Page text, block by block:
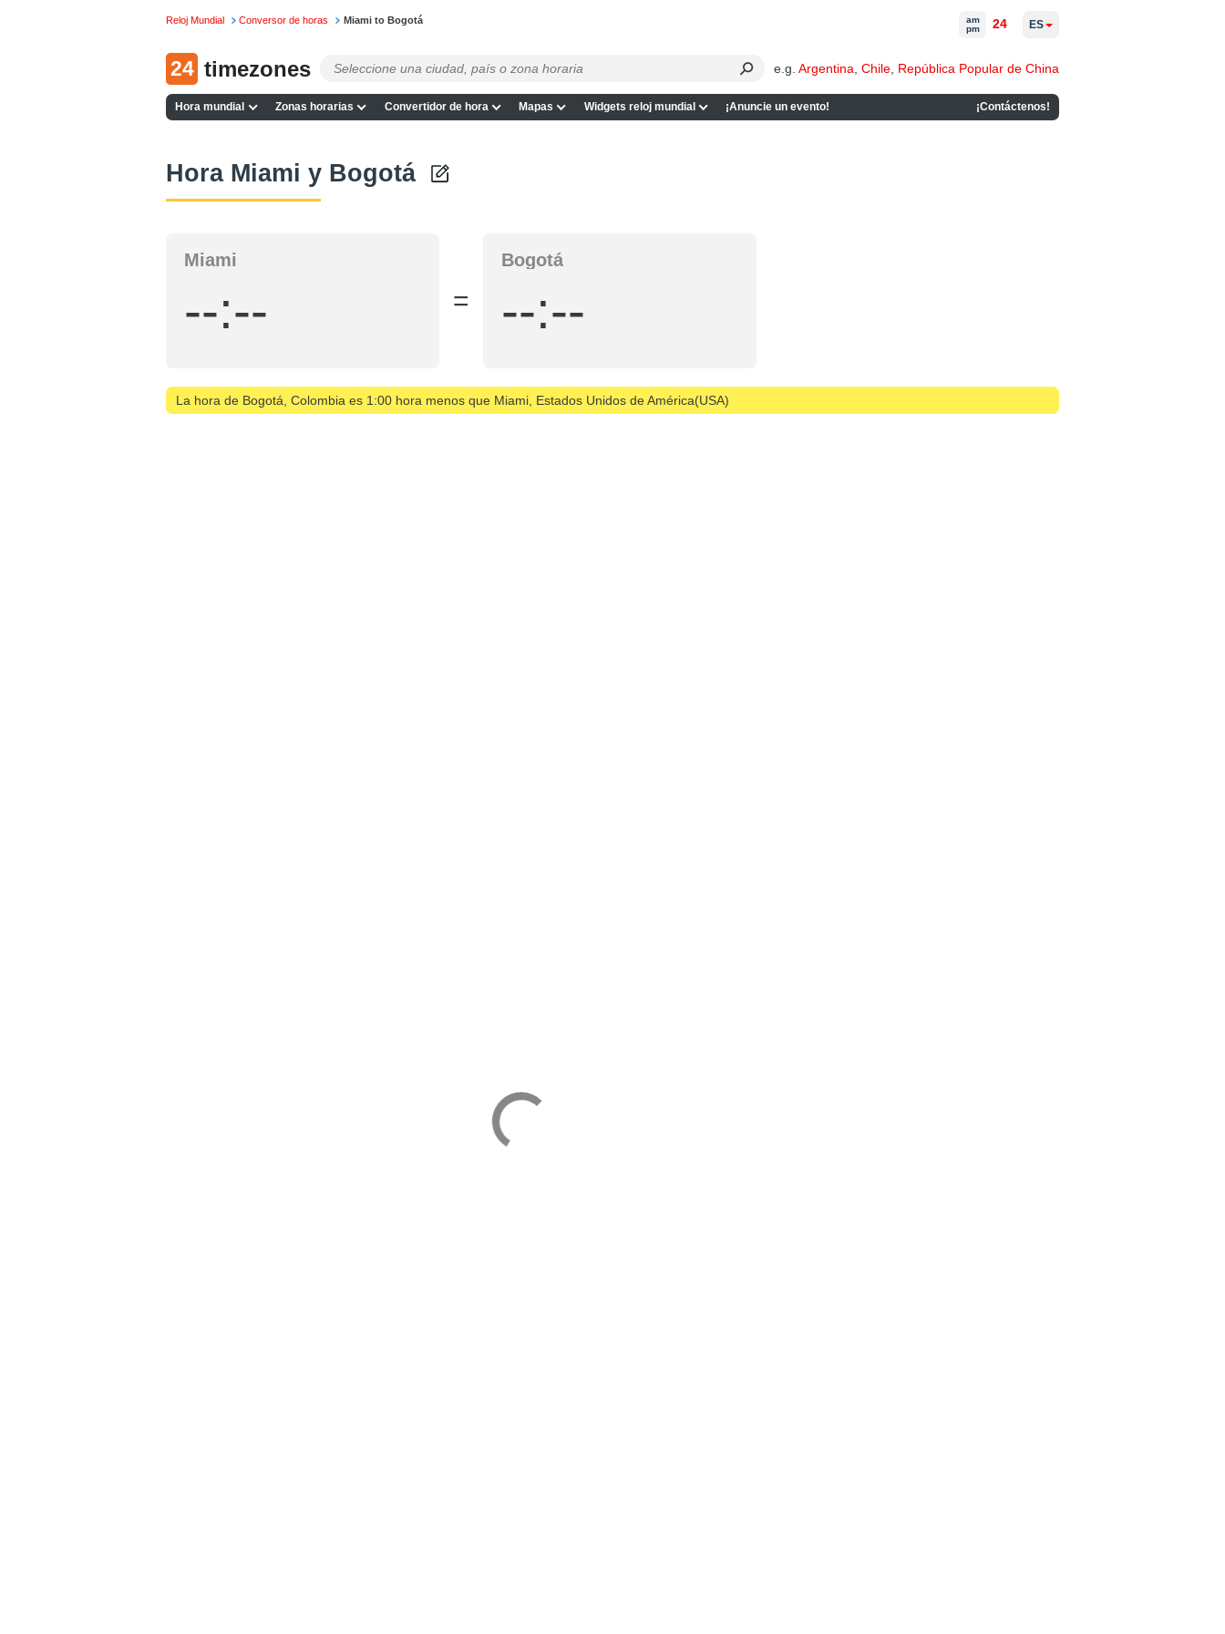
Reloj Mundial Conversor de horas Miami to Bogotá
24 timezones e.g. Argentina Chile República Popular de China
Hora mundial Zonas horarias Convertidor de hora Mapas Widgets reloj mundial ¡Anuncie un evento! ¡Contáctenos!
am
pm
24 ES
Hora Miami y Bogotá
Miami
--:-- =
Bogotá
--:--
La hora de Bogotá, Colombia es 1:00 hora menos que Miami, Estados Unidos de América(USA)